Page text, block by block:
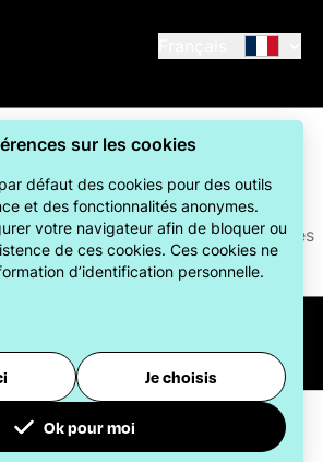
Voir la carte
et Congrès s'engage auprès de ses
offrir le meilleur des séjours.
Lyon-Paramétrer les cookies
sur les cookies
défaut des cookies pour des outils
et des fonctionnalités anonymes.
votre navigateur afin de bloquer ou
de ces cookies. Ces cookies ne
d’identification personnelle.
Je choisis
Ok pour moi